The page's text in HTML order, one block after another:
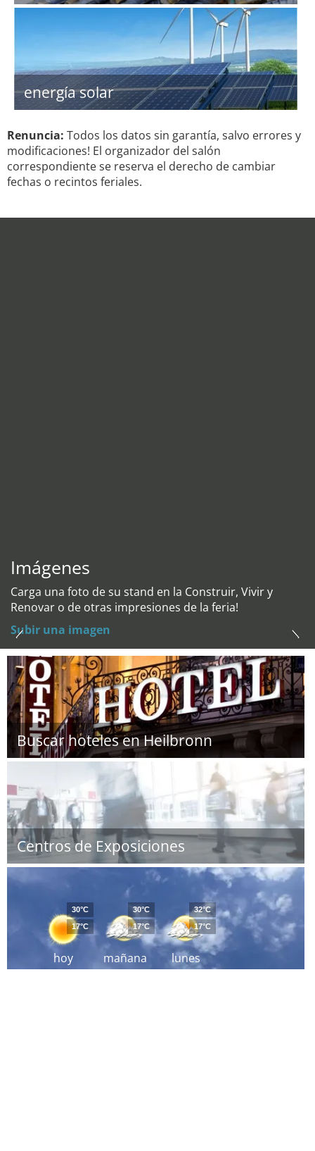
energía solar
Renuncia: Todos los datos sin garantía, salvo errores y
modificaciones! El organizador del salón
correspondiente se reserva el derecho de cambiar
fechas o recintos feriales.
Imágenes
Carga una foto de su stand en la Construir, Vivir y
Renovar o de otras impresiones de la feria!
Subir una imagen
Buscar hoteles en Heilbronn
Centros de Exposiciones
hoy
30°C
17°C
mañana
30°C
17°C
lunes
32°C
17°C